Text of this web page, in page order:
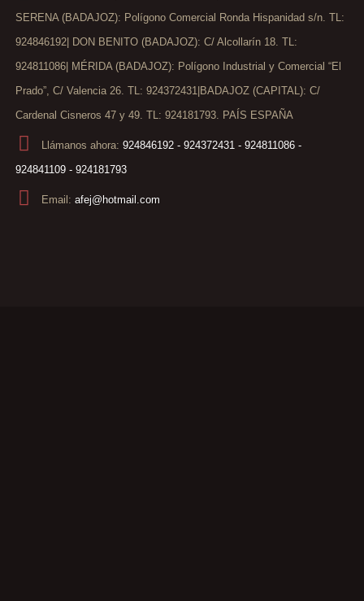
SERENA (BADAJOZ): Polígono Comercial Ronda Hispanidad s/n. TL:
924846192| DON BENITO (BADAJOZ): C/ Alcollarín 18. TL:
924811086| MÉRIDA (BADAJOZ): Polígono Industrial y Comercial “El
Prado”, C/ Valencia 26. TL: 924372431|BADAJOZ (CAPITAL): C/
Cardenal Cisneros 47 y 49. TL: 924181793. PAÍS ESPAÑA
Llámanos ahora: 924846192 - 924372431 - 924811086 -
924841109 - 924181793
Email: afej@hotmail.com